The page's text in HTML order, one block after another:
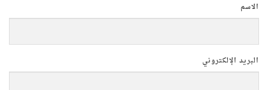
الاسم
البريد الإلكتروني